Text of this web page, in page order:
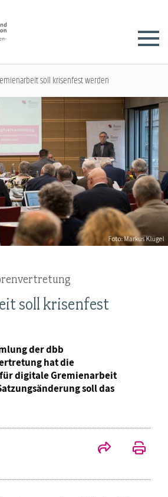
soll krisenfest werden
soll krisenfest
der dbb
hat die
digitale Gremienarbeit
soll das